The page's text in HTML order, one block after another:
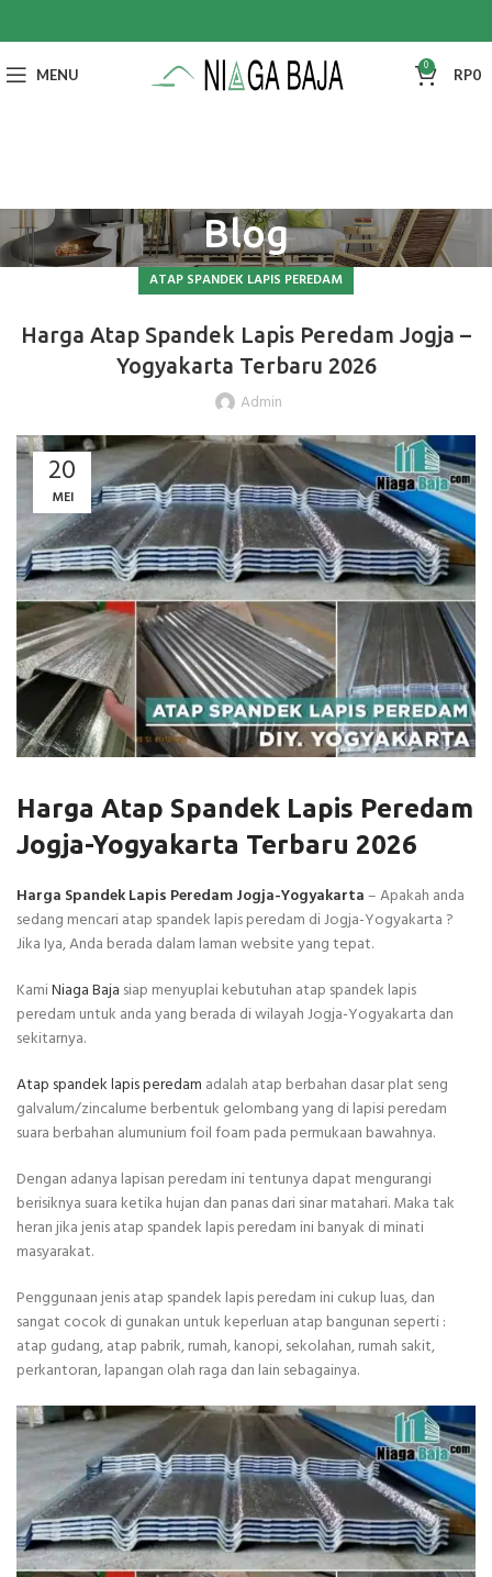
MENU 0 RP0
Blog
ATAP SPANDEK LAPIS PEREDAM
Harga Atap Spandek Lapis Peredam Jogja –
Yogyakarta Terbaru 2026
Admin
20
MEI
Harga Atap Spandek Lapis Peredam
Jogja-Yogyakarta Terbaru 2026
Harga Spandek Lapis Peredam Jogja-Yogyakarta– Apakah anda
sedang mencari atap spandek lapis peredam di Jogja-Yogyakarta ?
Jika Iya, Anda berada dalam laman website yang tepat.
KamiNiaga Baja siap menyuplai kebutuhan atap spandek lapis
peredam untuk anda yang berada di wilayah Jogja-Yogyakarta dan
sekitarnya.
Atap spandek lapis peredam adalah atap berbahan dasar plat seng
galvalum/zincalume berbentuk gelombang yang di lapisi peredam
suara berbahan alumunium foil foam pada permukaan bawahnya.
Dengan adanya lapisan peredam ini tentunya dapat mengurangi
berisiknya suara ketika hujan dan panas dari sinar matahari. Maka tak
heran jika jenis atap spandek lapis peredam ini banyak di minati
masyarakat.
Penggunaan jenis atap spandek lapis peredam ini cukup luas, dan
sangat cocok di gunakan untuk keperluan atap bangunan seperti :
atap gudang, atap pabrik, rumah, kanopi, sekolahan, rumah sakit,
perkantoran, lapangan olah raga dan lain sebagainya.